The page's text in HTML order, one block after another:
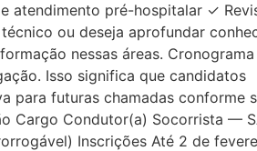
atendimento pré-hospitalar ✓
ou deseja aprofundar
nessas áreas. Cronograma
Isso significa que candidatos
para futuras chamadas conforme
Cargo Condutor(a) Socorrista —
Inscrições Até 2 de